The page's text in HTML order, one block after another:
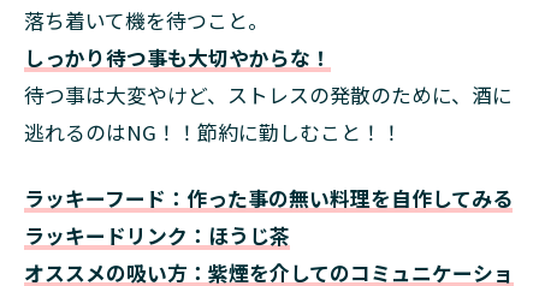
落ち着いて機を待つこと。
しっかり待つ事も大切やからな！
待つ事は大変やけど、ストレスの発散のために、酒に
逃れるのはNG！！節約に勤しむこと！！
ラッキーフード：作った事の無い料理を自作してみる
ラッキードリンク：ほうじ茶
オススメの吸い方：紫煙を介してのコミュニケーショ